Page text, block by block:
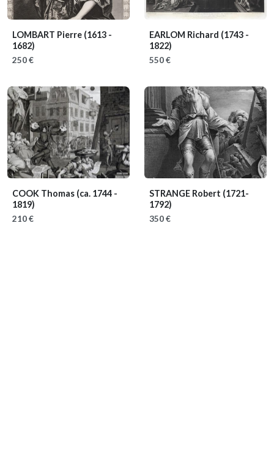
LOMBART Pierre (1613 -
1682)
250 €
EARLOM Richard (1743 -
1822)
550 €
COOK Thomas (ca. 1744 -
1819)
210 €
STRANGE Robert (1721-
1792)
350 €